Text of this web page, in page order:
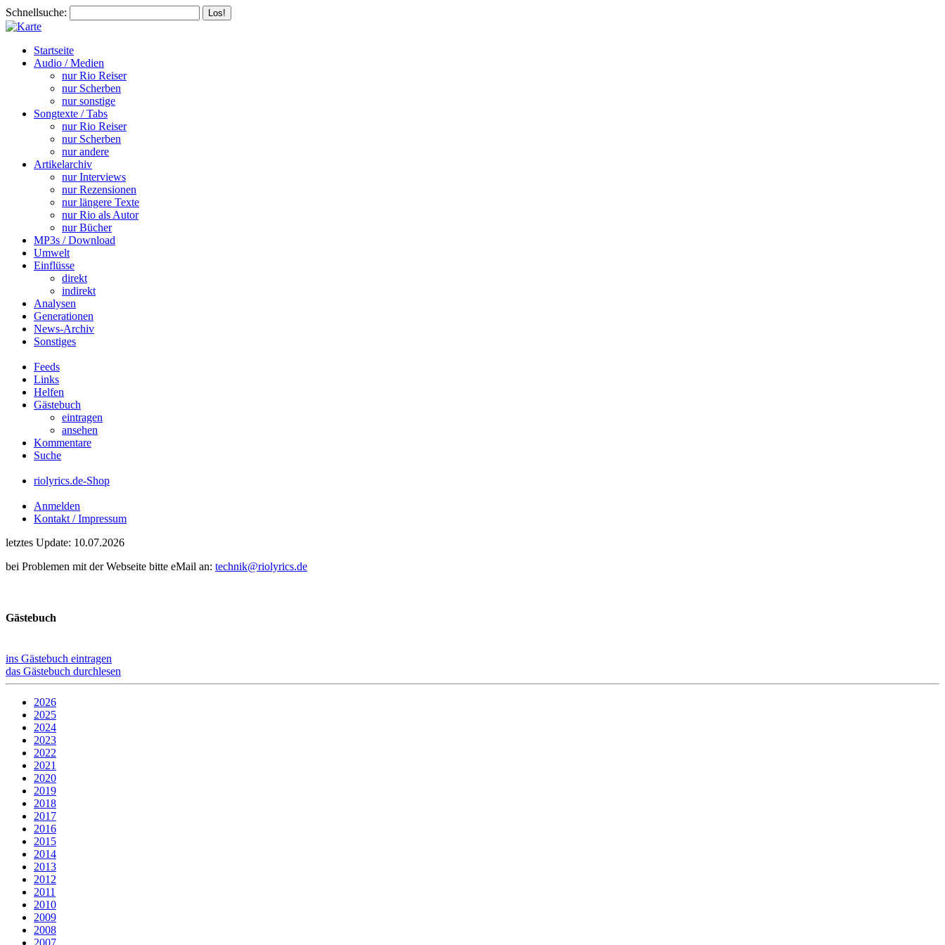
Schnellsuche:
Startseite
Audio / Medien
nur Rio Reiser
nur Scherben
nur sonstige
Songtexte / Tabs
nur Rio Reiser
nur Scherben
nur andere
Artikelarchiv
nur Interviews
nur Rezensionen
nur längere Texte
nur Rio als Autor
nur Bücher
MP3s / Download
Umwelt
Einflüsse
direkt
indirekt
Analysen
Generationen
News-Archiv
Sonstiges
Feeds
Links
Helfen
Gästebuch
eintragen
ansehen
Kommentare
Suche
riolyrics.de-Shop
Anmelden
Kontakt / Impressum
letztes Update: 10.07.2026
bei Problemen mit der Webseite bitte eMail an: technik@riolyrics.de
Gästebuch
ins Gästebuch eintragen
das Gästebuch durchlesen
2026
2025
2024
2023
2022
2021
2020
2019
2018
2017
2016
2015
2014
2013
2012
2011
2010
2009
2008
2007